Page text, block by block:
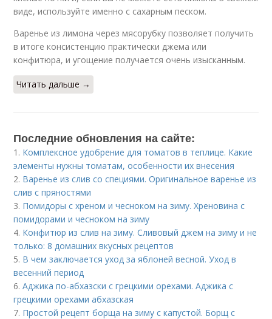
виде, используйте именно с сахарным песком.
Варенье из лимона через мясорубку позволяет получить
в итоге консистенцию практически джема или
конфитюра, и угощение получается очень изысканным.
Читать дальше →
Последние обновления на сайте:
1. Комплексное удобрение для томатов в теплице. Какие
элементы нужны томатам, особенности их внесения
2. Варенье из слив со специями. Оригинальное варенье из
слив с пряностями
3. Помидоры с хреном и чесноком на зиму. Хреновина с
помидорами и чесноком на зиму
4. Конфитюр из слив на зиму. Сливовый джем на зиму и не
только: 8 домашних вкусных рецептов
5. В чем заключается уход за яблоней весной. Уход в
весенний период
6.Аджика по-абхазски с грецкими орехами. Аджика с
грецкими орехами абхазская
7. Простой рецепт борща на зиму с капустой. Борщ с